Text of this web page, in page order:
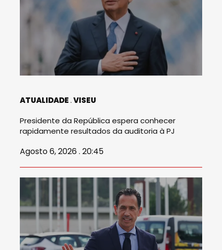
ATUALIDADE VISEU
Presidente da República espera conhecer
rapidamente resultados da auditoria à PJ
Agosto 6, 2026 . 20:45